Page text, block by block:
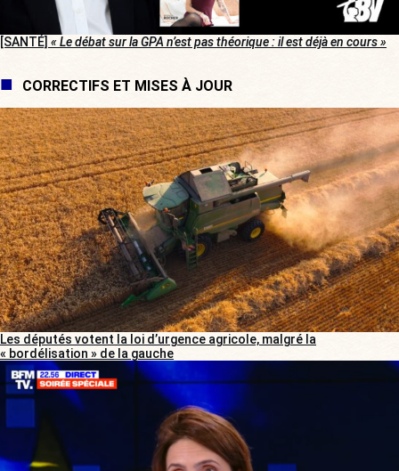
[SANTÉ] « Le débat sur la GPA n’est pas théorique : il est déjà en cours »
CORRECTIFS ET MISES À JOUR
Les députés votent la loi d’urgence agricole, malgré la
« bordélisation » de la gauche